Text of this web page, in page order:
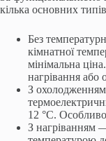
кілька основних
Без
кімнатної
мінімальна
нагрівання або
З
12 °C.
З нагріванням